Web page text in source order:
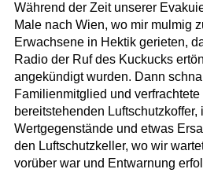
Während der Zeit unserer
Male nach Wien, wo mir mulmig
Erwachsene in Hektik gerieten,
Radio der Ruf des Kuckucks
angekündigt wurden. Dann
Familienmitglied und
bereitstehenden
Wertgegenstände und etwas
den Luftschutzkeller, wo wir
vorüber war und Entwarnung